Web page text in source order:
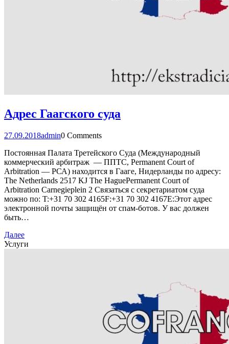
Адрес Гаагского суда
27.09.2018admin0 Comments
Постоянная Палата Третейского Суда (Международный
коммерческий арбитраж — ППТС, Permanent Court of
Arbitration — РСА) находится в Гааге, Нидерланды по адресу:
The Netherlands 2517 KJ The HaguePermanent Court of
Arbitration Carnegieplein 2 Связаться с секретариатом суда
можно по: T:+31 70 302 4165F:+31 70 302 4167E:Этот адрес
электронной почты защищён от спам-ботов. У вас должен
быть…
Далее
Услуги